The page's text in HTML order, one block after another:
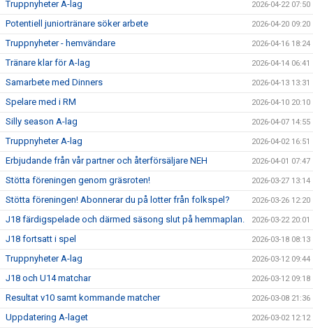
Truppnyheter A-lag 2026-04-22 07:50
Potentiell juniortränare söker arbete 2026-04-20 09:20
Truppnyheter - hemvändare 2026-04-16 18:24
Tränare klar för A-lag 2026-04-14 06:41
Samarbete med Dinners 2026-04-13 13:31
Spelare med i RM 2026-04-10 20:10
Silly season A-lag 2026-04-07 14:55
Truppnyheter A-lag 2026-04-02 16:51
Erbjudande från vår partner och återförsäljare NEH 2026-04-01 07:47
Stötta föreningen genom gräsroten! 2026-03-27 13:14
Stötta föreningen! Abonnerar du på lotter från folkspel? 2026-03-26 12:20
J18 färdigspelade och därmed säsong slut på hemmaplan. 2026-03-22 20:01
J18 fortsatt i spel 2026-03-18 08:13
Truppnyheter A-lag 2026-03-12 09:44
J18 och U14 matchar 2026-03-12 09:18
Resultat v10 samt kommande matcher 2026-03-08 21:36
Uppdatering A-laget 2026-03-02 12:12